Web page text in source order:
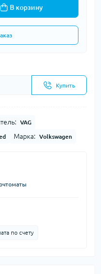
В корзину
Купить
VAG
Марка: Volkswagen
по счету